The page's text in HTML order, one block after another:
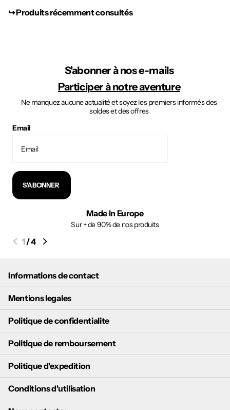
↪︎ Produits récemment consultés
S'abonner à nos e-mails
Participer à notre aventure
Ne manquez aucune actualité et soyez les premiers informés des
soldes et des offres
Email
S'ABONNER
Made In Europe
Sur + de 90% de nos produits
1/4
Informations de contact
Mentions legales
Politique de confidentialite
Politique de remboursement
Politique d'expedition
Conditions d'utilisation